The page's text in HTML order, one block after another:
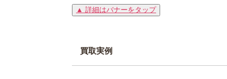
▲ 詳細はバナーをタップ
買取実例